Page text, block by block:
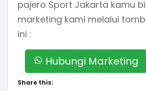
pajero Sport Jakarta kamu
marketing kami melalui
ini :
Hubungi Marketing
Share this: